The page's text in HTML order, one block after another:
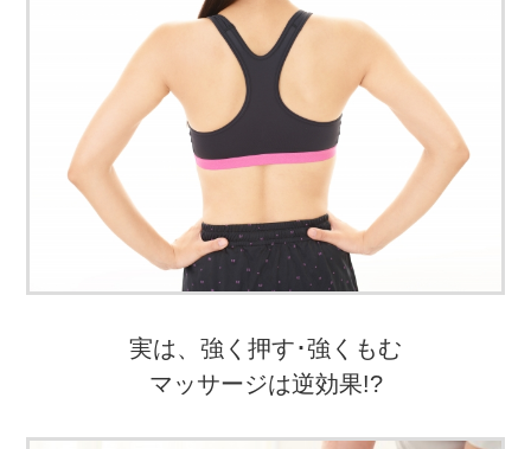
実は、強く押す･強くもむ
マッサージは逆効果!?